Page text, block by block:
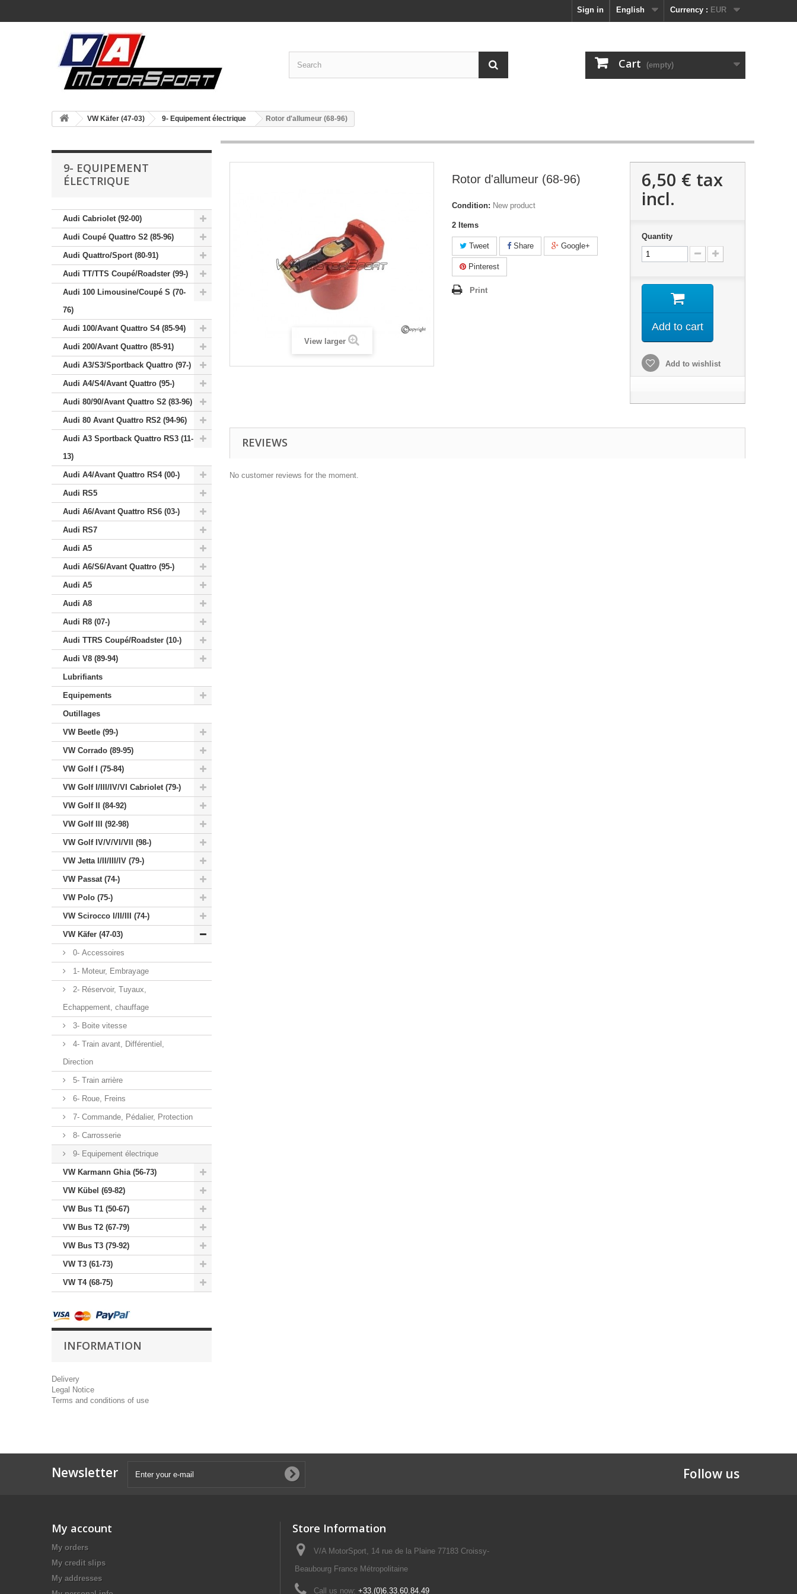
Currency : EUR
English
Sign in
Cart (empty)
VW Käfer (47-03) 9- Equipement électrique Rotor d'allumeur (68-96)
9- EQUIPEMENT
ÉLECTRIQUE
Audi Cabriolet (92-00)
Audi Coupé Quattro S2 (85-96)
Audi Quattro/Sport (80-91)
Audi TT/TTS Coupé/Roadster (99-)
Audi 100 Limousine/Coupé S (70-
76)
Audi 100/Avant Quattro S4 (85-94)
Audi 200/Avant Quattro (85-91)
Audi A3/S3/Sportback Quattro (97-)
Audi A4/S4/Avant Quattro (95-)
Audi 80/90/Avant Quattro S2 (83-96)
Audi 80 Avant Quattro RS2 (94-96)
Audi A3 Sportback Quattro RS3 (11-
13)
Audi A4/Avant Quattro RS4 (00-)
Audi RS5
Audi A6/Avant Quattro RS6 (03-)
Audi RS7
Audi A5
Audi A6/S6/Avant Quattro (95-)
Audi A5
Audi A8
Audi R8 (07-)
Audi TTRS Coupé/Roadster (10-)
Audi V8 (89-94)
Lubrifiants
Equipements
Outillages
VW Beetle (99-)
VW Corrado (89-95)
VW Golf I (75-84)
VW Golf I/III/IV/VI Cabriolet (79-)
VW Golf II (84-92)
VW Golf III (92-98)
VW Golf IV/V/VI/VII (98-)
VW Jetta I/II/III/IV (79-)
VW Passat (74-)
VW Polo (75-)
VW Scirocco I/II/III (74-)
VW Käfer (47-03)
0- Accessoires
1- Moteur, Embrayage
2- Réservoir, Tuyaux,
Echappement, chauffage
3- Boite vitesse
4- Train avant, Différentiel,
Direction
5- Train arrière
6- Roue, Freins
7- Commande, Pédalier, Protection
8- Carrosserie
9- Equipement électrique
VW Karmann Ghia (56-73)
VW Kübel (69-82)
VW Bus T1 (50-67)
VW Bus T2 (67-79)
VW Bus T3 (79-92)
VW T3 (61-73)
VW T4 (68-75)
INFORMATION
Delivery
Legal Notice
Terms and conditions of use
View larger
Rotor d'allumeur (68-96)
Condition: New product
2 Items
Tweet Share Google+
Pinterest
Print
6,50 € tax
incl.
Quantity
Add to cart
Add to wishlist
REVIEWS
No customer reviews for the moment.
Newsletter Follow us
My account
My orders
My credit slips
My addresses
Store Information
V/A MotorSport, 14 rue de la Plaine 77183 Croissy-
Beaubourg France Métropolitaine
Call us now: +33.(0)6.33.60.84.49